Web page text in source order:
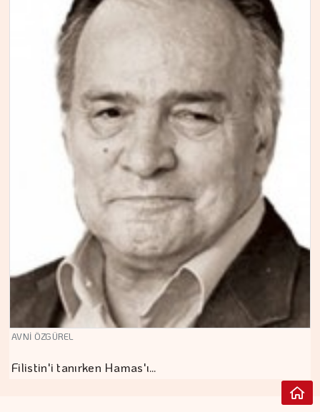
AVNİ ÖZGÜREL
Filistin'i tanırken Hamas'ı…